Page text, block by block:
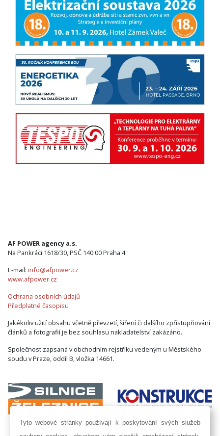
AF POWER agency a.s.
Na Pankráci 1618/30, PSČ 140 00 Praha 4
E-mail: info@afpower.cz
www.afpower.cz
Ochrana osobních údajů
Předplatné časopisu
Jakékoliv užití obsahu včetně převzetí, šíření či dalšího zpřístupňování
článků a fotografií je bez souhlasu nakladatelství zakázáno.
Společnost zapsaná v obchodním rejstříku vedeným u Městského
soudu v Praze, oddíl B, vložka 14661.
Tyto webové stránky používají k poskytování svých služeb